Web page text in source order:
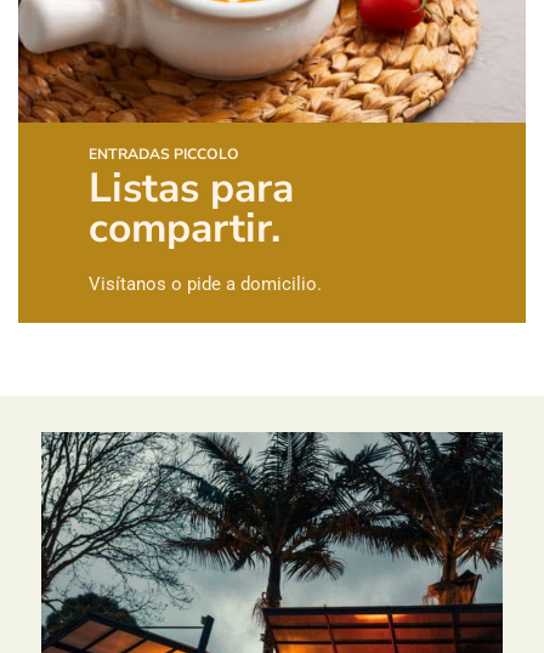
ENTRADAS PICCOLO
Listas para
compartir.
Visítanos o pide a domicilio.